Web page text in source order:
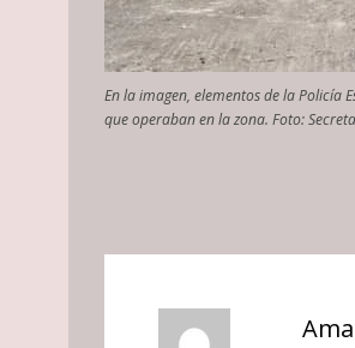
En la imagen, elementos de la Policía
que operaban en la zona. Foto: